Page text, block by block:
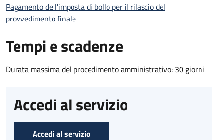
Pagamento dell'imposta di bollo per il rilascio del
provvedimento finale
Tempi e scadenze
Durata massima del procedimento amministrativo: 30 giorni
Accedi al servizio
Accedi al servizio